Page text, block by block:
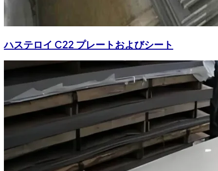
ハステロイ C22 プレートおよびシート